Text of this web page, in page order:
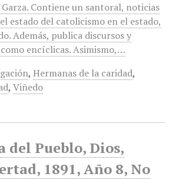
Garza. Contiene un santoral, noticias
estado del catolicismo en el estado,
Además, publica discursos y
encíclicas. Asimismo,…
, Hermanas de la caridad,
, Viñedo
del Pueblo, Dios,
1891, Año 8, No